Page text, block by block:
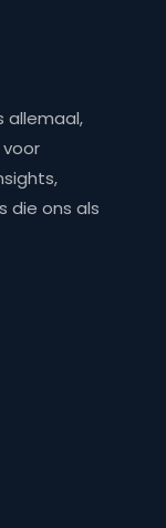
allemaal,
die ons als